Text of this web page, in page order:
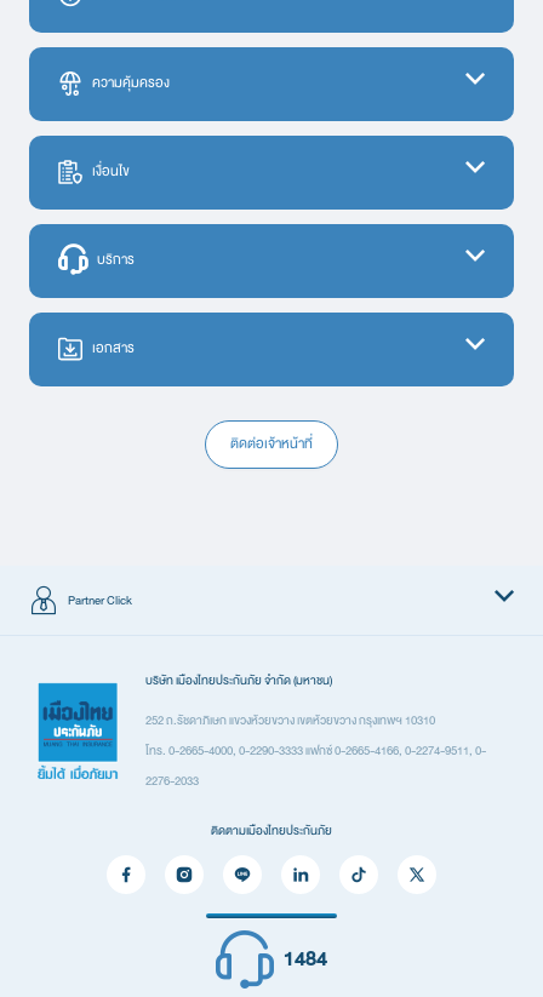
ความคุ้มครอง
ความคุ้มครอง
1. การเสียชีวิต
• การเสียชีวิตเนื่องจากการบาดเจ็บจากอุบัติเหตุ
• การเสียชีวิตเนื่องจากการเจ็บป่วย
2. ค่ารักษาพยาบาลจากการบาดเจ็บจากอุบัติเหตุ
• ต่อการเข้าพักรักษาตัวครั้งใดครั้งหนึ่ง
3. ค่ารักษาพยาบาลจากการเจ็บป่วย
• ต่อการเข้าพักรักษาตัวครั้งใดครั้งหนึ่ง
5.2 ความเสียหายต่อทรัพย์สินของบุคคลภายนอก (ต่อครั้ง / ต่อปี)
(ต่อครั้ง / ต่อปี)
6. การฉีดวัคซีน ตามประเภทโรคและกำหนดเวลาตามมาตรฐาน (สูงสุดต่อปี)
8. ค่าใช้จ่ายในการจัดงานศพ
• ค่าใช้จ่ายในการจัดการงานศพเนื่องจากการเสียชีวิตจากการบาดเจ็บของสัตว์เลี้ยง
• ค่าใช้จ่ายในการจัดการงานศพเนื่องจากการเสียชีวิตจากการเจ็บป่วยของสัตว์เลี้ยง
เงื่อนไข
บริการ
เอกสาร
Leaflet Pet Insurance_080968.pdf
1.07 MB ดาวน์โหลด
Application form of Pet Insurance Pet Chill_Eng.pdf
ติดต่อเจ้าหน้าที่
Partner Click
ผลิตภัณฑ์
ประกันรถยนต์
ประกันเดินทาง
ประกันที่อยู่อาศัยและทรัพย์สิน
บริษัท เมืองไทยประกันภัย จำกัด (มหาชน)
252 ถ.รัชดาภิเษก แขวงห้วยขวาง เขตห้วยขวาง กรุงเทพฯ 10310
โทร. 0-2665-4000, 0-2290-3333 แฟกซ์ 0-2665-4166, 0-2274-9511, 0-
2276-2033
ติดตามเมืองไทยประกันภัย
1484